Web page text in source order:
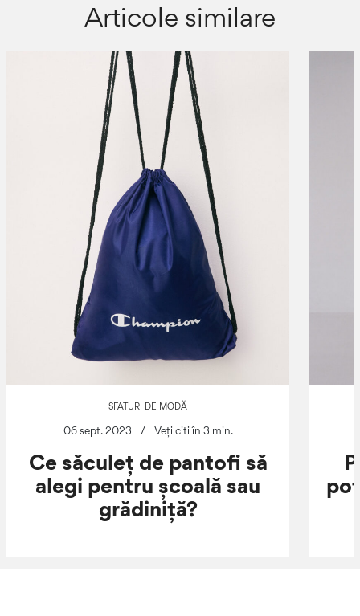
Articole similare
SFATURI DE MODĂ
06 sept. 2023 / Veți citi în 3 min.
Ce săculeț de pantofi să
alegi pentru școală sau
grădiniță?